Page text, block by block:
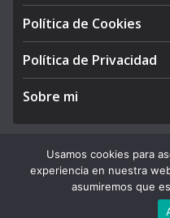
Política de Cookies
Política de Privacidad
Sobre mi
Copyright © 2026
by
Usamos cookies para
experiencia en nuestra
asumiremos que